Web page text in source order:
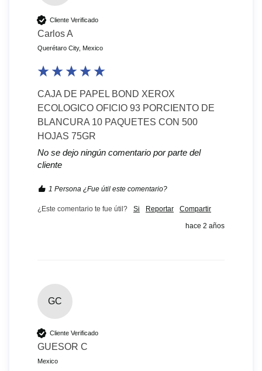
Cliente Verificado
Carlos A
Querétaro City, Mexico
CAJA DE PAPEL BOND XEROX
ECOLOGICO OFICIO 93 PORCIENTO DE
BLANCURA 10 PAQUETES CON 500
HOJAS 75GR
No se dejo ningún comentario por parte del
cliente
1 Persona ¿Fue útil este comentario?
¿Este comentario te fue útil? Si Reportar Compartir
hace 2 años
GC
Cliente Verificado
GUESOR C
Mexico